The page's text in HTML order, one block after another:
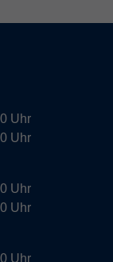
Uhr
Uhr
Uhr
Uhr
Uhr